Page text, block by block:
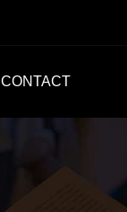
CONTACT